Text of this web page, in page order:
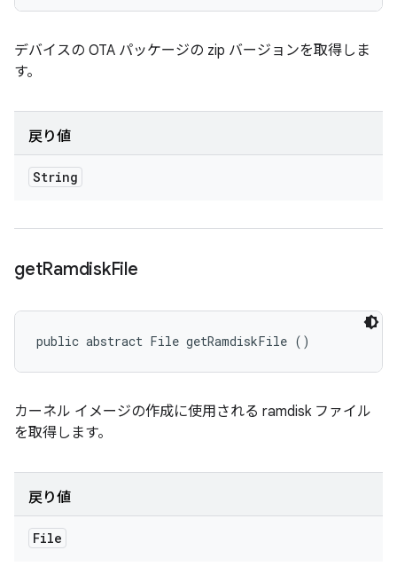
デバイスの OTA パッケージの zip バージョンを取得しま
す。
戻り値
String
getRamdiskFile
public abstract File getRamdiskFile ()
カーネル イメージの作成に使用される ramdisk ファイル
を取得します。
戻り値
File